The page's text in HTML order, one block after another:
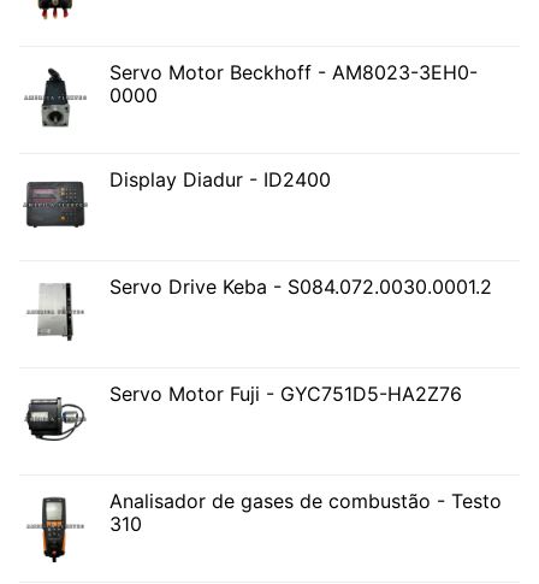
Servo Motor Beckhoff - AM8023-3EH0-
0000
Display Diadur - ID2400
Servo Drive Keba - S084.072.0030.0001.2
Servo Motor Fuji - GYC751D5-HA2Z76
Analisador de gases de combustão - Testo
310